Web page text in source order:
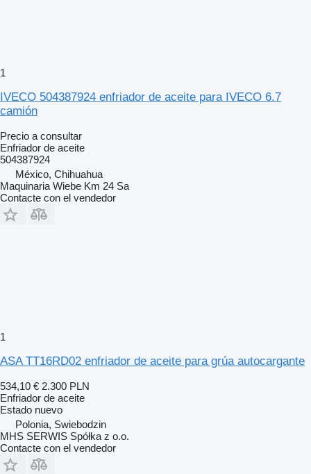
1
IVECO 504387924 enfriador de aceite para IVECO 6.7
camión
Precio a consultar
Enfriador de aceite
504387924
México, Chihuahua
Maquinaria Wiebe Km 24 Sa
Contacte con el vendedor
1
ASA TT16RD02 enfriador de aceite para grúa autocargante
534,10 € 2.300 PLN
Enfriador de aceite
Estado nuevo
Polonia, Swiebodzin
MHS SERWIS Spółka z o.o.
Contacte con el vendedor